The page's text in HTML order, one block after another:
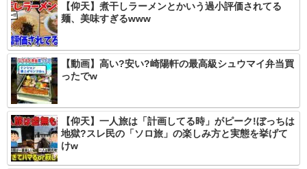
【仰天】煮干しラーメンとかいう過小評価されてる
麺、美味すぎるwww
【動画】高い?安い?崎陽軒の最高級シュウマイ弁当買
ったでw
【仰天】一人旅は「計画してる時」がピーク!ぼっちは
地獄?スレ民の「ソロ旅」の楽しみ方と実態を挙げて
けw